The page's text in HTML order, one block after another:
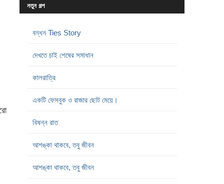
নতুন গল্প
বন্ধন Ties Story
দেখতে চাই শেষের সমাধান
কালরাত্রি
একটি ফেসবুক ও রাজার ছোট মেয়ে।
বিষন্ন রাত
আশঙ্কা থাকবে, তবু জীবন
আশঙ্কা থাকবে, তবু জীবন